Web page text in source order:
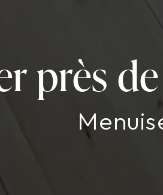
près